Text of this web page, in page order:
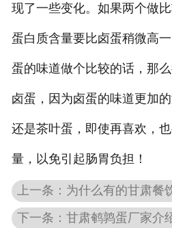
现了一些变化。如果两个做
蛋白质含量要比卤蛋稍微高
蛋的味道做个比较的话，那
卤蛋，因为卤蛋的味道更加
还是茶叶蛋，即使再喜欢，
量，以免引起肠胃负担！
上一条：为什么有的甘肃
下一条：甘肃鹌鹑蛋厂家介